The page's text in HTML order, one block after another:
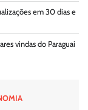
em 30 dias e
vindas do Paraguai